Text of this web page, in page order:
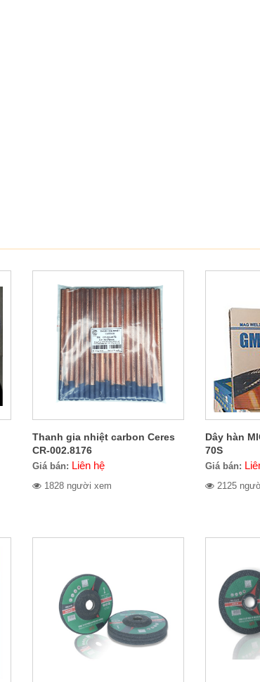
Thanh gia nhiệt carbon Ceres
CR-002.8176
Giá bán: Liên hệ
1828 người xem
Dây hàn
70S
Giá bán:
2125